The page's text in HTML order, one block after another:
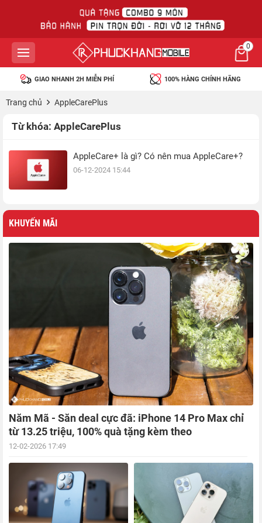
0
GIAO NHANH 2H MIỄN PHÍ 100% HÀNG CHÍNH HÃNG
Trang chủ AppleCarePlus
Từ khóa: AppleCarePlus
AppleCare+ là gì? Có nên mua AppleCare+?
06-12-2024 15:44
KHUYẾN MÃI
Năm Mã - Săn deal cực đã: iPhone 14 Pro Max chỉ
từ 13.25 triệu, 100% quà tặng kèm theo
12-02-2026 17:49